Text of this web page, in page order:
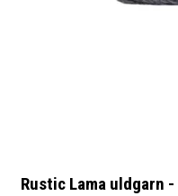
Rustic Lama uldgarn